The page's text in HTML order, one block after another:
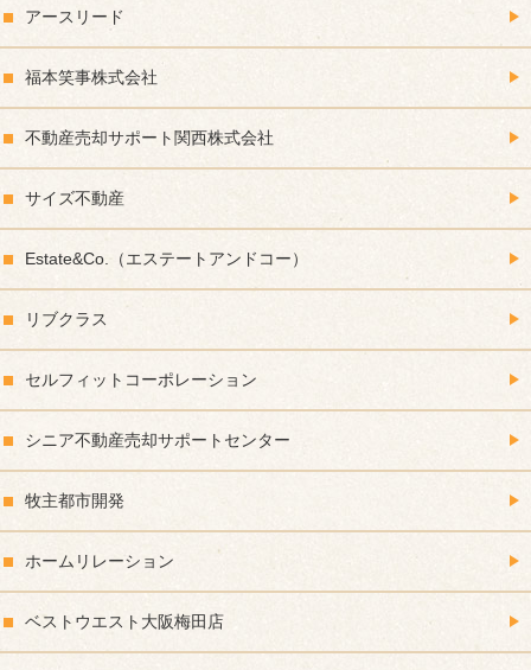
アースリード
福本笑事株式会社
不動産売却サポート関西株式会社
サイズ不動産
Estate&Co.（エステートアンドコー）
リブクラス
セルフィットコーポレーション
シニア不動産売却サポートセンター
牧主都市開発
ホームリレーション
ベストウエスト大阪梅田店